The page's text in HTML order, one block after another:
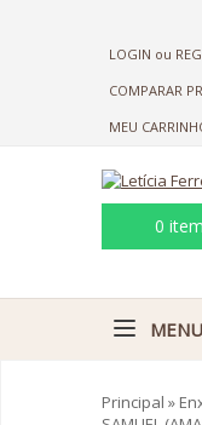
LOGIN ou
COMPARAR
MEU
0
MENU
Principal »